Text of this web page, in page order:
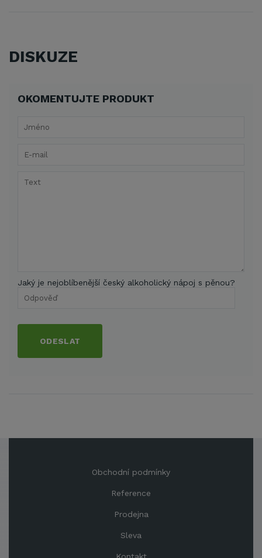
DISKUZE
OKOMENTUJTE PRODUKT
Jaký je nejoblíbenější český alkoholický nápoj s pěnou?
ODESLAT
Obchodní podmínky
Reference
Prodejna
Sleva